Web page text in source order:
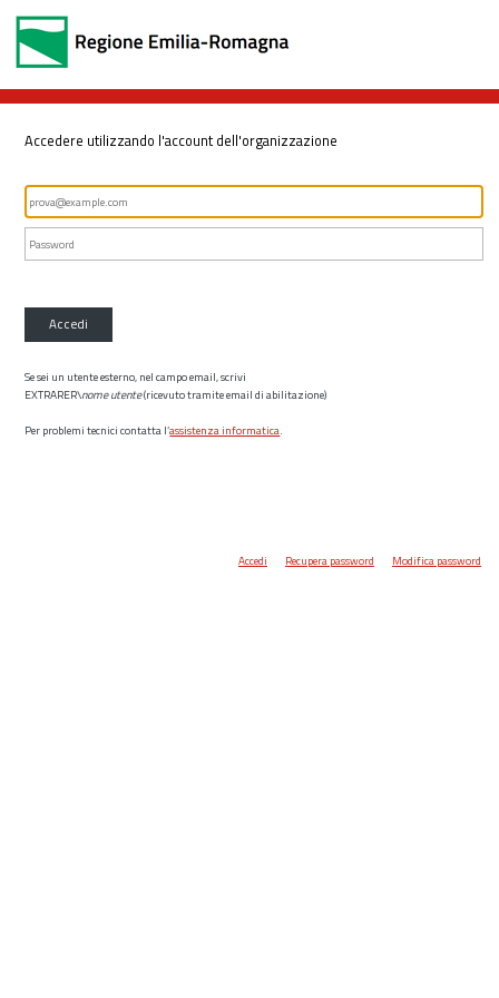
Accedere utilizzando l'account dell'organizzazione
Accedi
Se sei un utente esterno, nel campo email, scrivi
EXTRARER\nome utente(ricevuto tramite email di abilitazione)
Per problemi tecnici contatta l’assistenza informatica.
Accedi Recupera password Modifica password